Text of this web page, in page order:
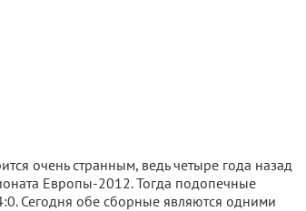
очень странным, ведь четыре года назад
Европы-2012. Тогда подопечные
Сегодня обе сборные являются одними